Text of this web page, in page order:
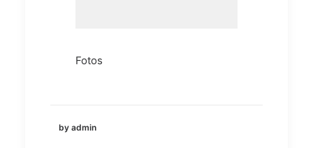
Fotos
by admin